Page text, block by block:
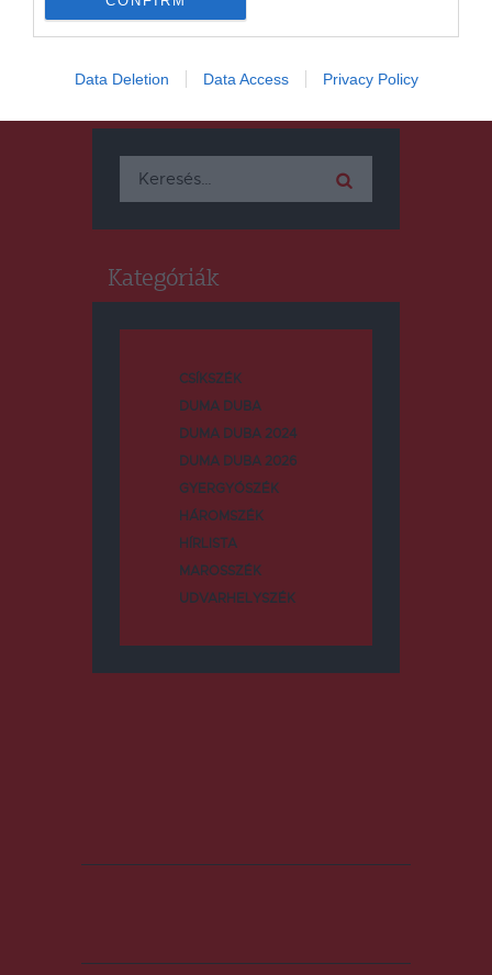
Data Deletion Data Access Privacy Policy
Keresés:
Kategóriák
CSÍKSZÉK
DUMA DUBA
DUMA DUBA 2024
DUMA DUBA 2026
GYERGYÓSZÉK
HÁROMSZÉK
HÍRLISTA
MAROSSZÉK
UDVARHELYSZÉK